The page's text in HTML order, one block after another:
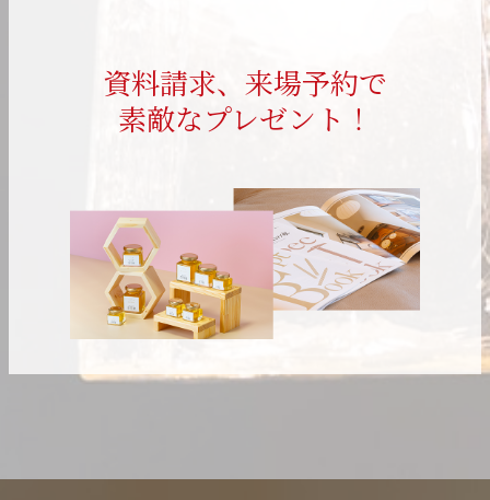
資料請求、来場予約で
素敵なプレゼント！